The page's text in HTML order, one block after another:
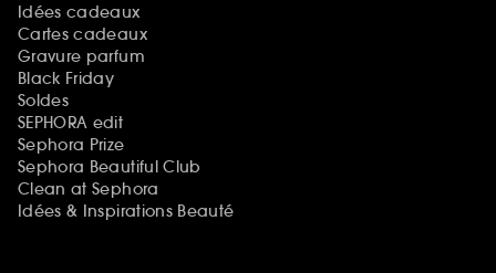
Idées cadeaux
Cartes cadeaux
Gravure parfum
Black Friday
Soldes
SEPHORA edit
Sephora Prize
Sephora Beautiful Club
Clean at Sephora
Idées & Inspirations Beauté